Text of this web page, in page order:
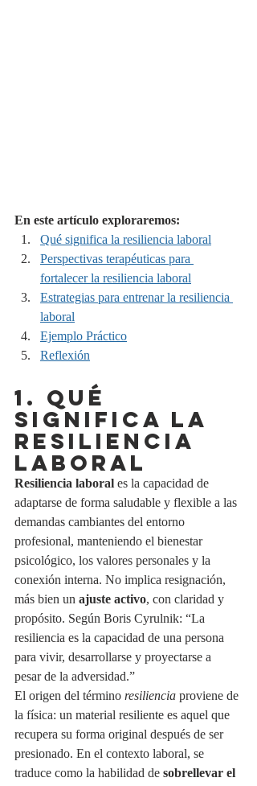
En este artículo exploraremos:
Qué significa la resiliencia laboral
Perspectivas terapéuticas para
fortalecer la resiliencia laboral
Estrategias para entrenar la resiliencia
laboral
Ejemplo Práctico
Reflexión
1. QUÉ
SIGNIFICA LA
RESILIENCIA
LABORAL
Resiliencia laboral es la capacidad de
adaptarse de forma saludable y flexible a las
demandas cambiantes del entorno
profesional, manteniendo el bienestar
psicológico, los valores personales y la
conexión interna. No implica resignación,
más bien un ajuste activo, con claridad y
propósito. Según Boris Cyrulnik: “La
resiliencia es la capacidad de una persona
para vivir, desarrollarse y proyectarse a
pesar de la adversidad.”
El origen del término resiliencia proviene de
la física: un material resiliente es aquel que
recupera su forma original después de ser
presionado. En el contexto laboral, se
traduce como la habilidad de sobrellevar el